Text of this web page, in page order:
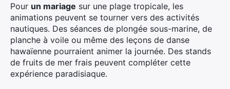
Pour un mariage sur une plage tropicale, les
animations peuvent se tourner vers des activités
nautiques. Des séances de plongée sous-marine, de
planche à voile ou même des leçons de danse
hawaïenne pourraient animer la journée. Des stands
de fruits de mer frais peuvent compléter cette
expérience paradisiaque.